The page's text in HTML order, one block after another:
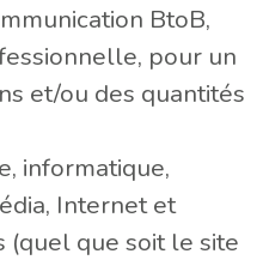
BtoB,
pour un
et/ou des quantités
informatique,
Internet et
(quel que soit le site